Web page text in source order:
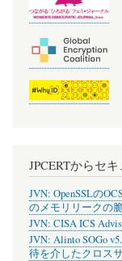
JPCERTからセ
JVN: OpenSSLの
のメモリリークの脆
JVN: CISA ICS
JVN: Alinto SOGo
待を介したクロス